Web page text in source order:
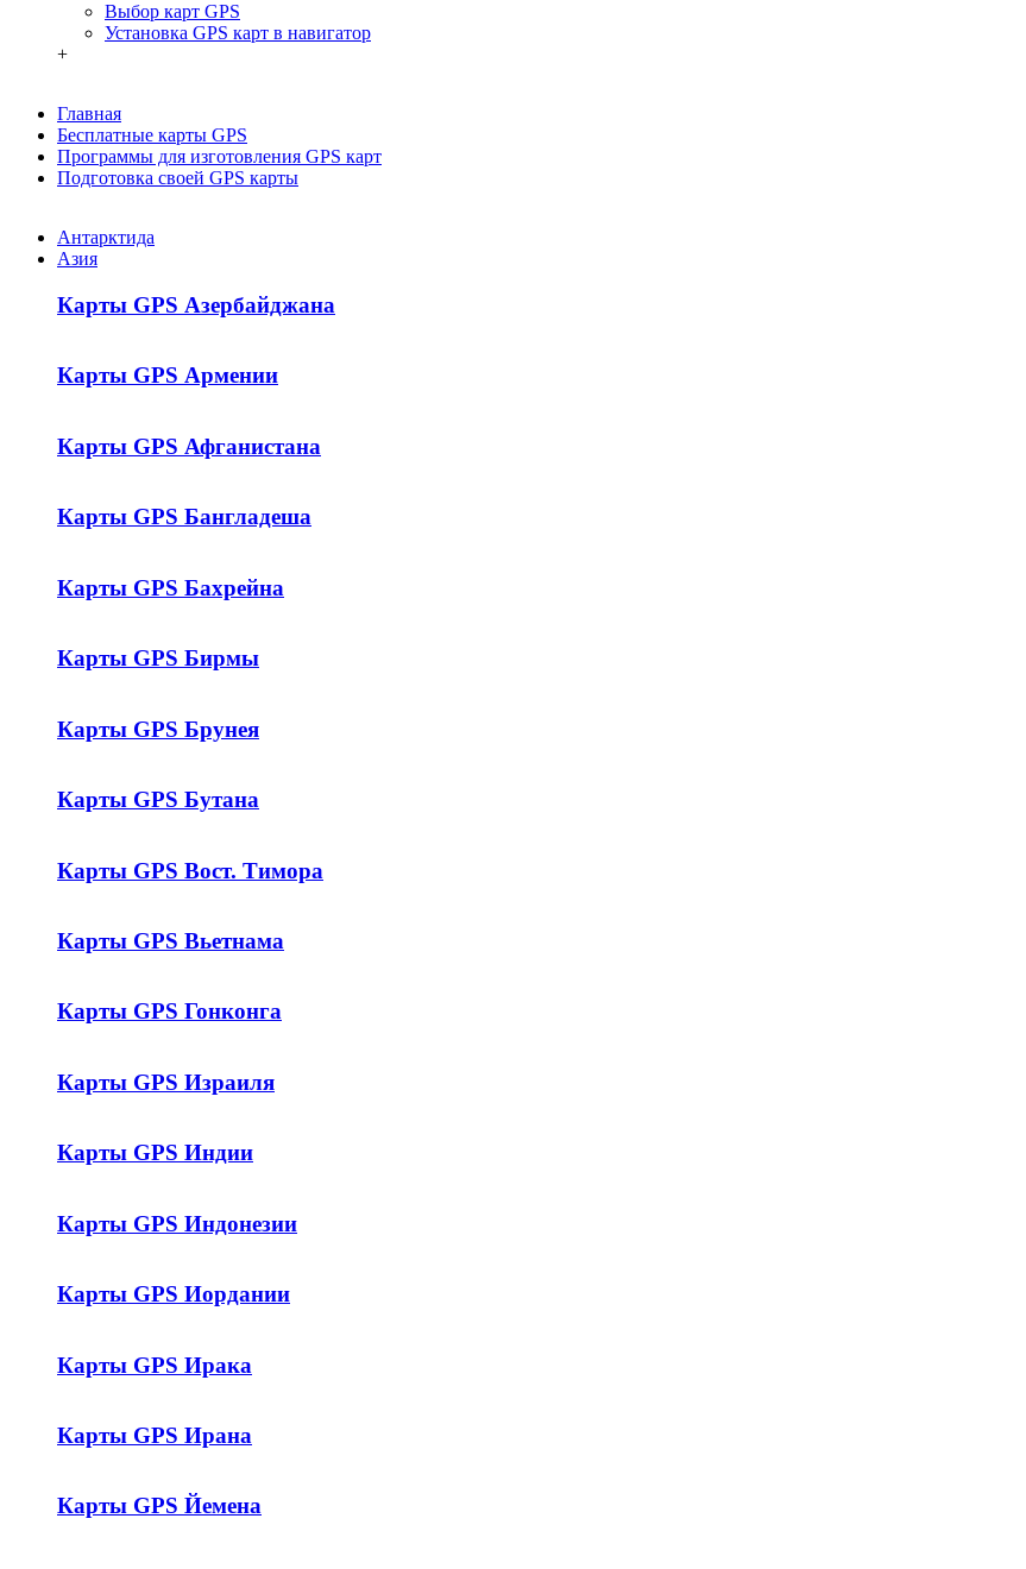
Выбор карт GPS
Установка GPS карт в навигатор
+
Главная
Бесплатные карты GPS
Программы для изготовления GPS карт
Подготовка своей GPS карты
Антарктида
Азия
Карты GPS Азербайджана
Карты GPS Армении
Карты GPS Афганистана
Карты GPS Бангладеша
Карты GPS Бахрейна
Карты GPS Бирмы
Карты GPS Брунея
Карты GPS Бутана
Карты GPS Вост. Тимора
Карты GPS Вьетнама
Карты GPS Гонконга
Карты GPS Израиля
Карты GPS Индии
Карты GPS Индонезии
Карты GPS Иордании
Карты GPS Ирака
Карты GPS Ирана
Карты GPS Йемена